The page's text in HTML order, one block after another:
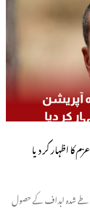
کا اظہار کر دیا
طے شدہ اہداف کے حصول